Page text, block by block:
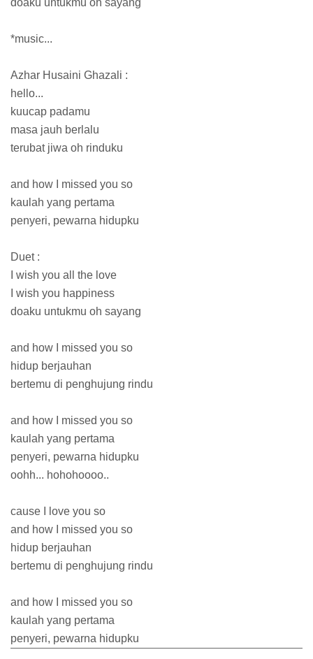
doaku untukmu oh sayang
*music...
Azhar Husaini Ghazali :
hello...
kuucap padamu
masa jauh berlalu
terubat jiwa oh rinduku
and how I missed you so
kaulah yang pertama
penyeri, pewarna hidupku
Duet :
I wish you all the love
I wish you happiness
doaku untukmu oh sayang
and how I missed you so
hidup berjauhan
bertemu di penghujung rindu
and how I missed you so
kaulah yang pertama
penyeri, pewarna hidupku
oohh... hohohoooo..
cause I love you so
and how I missed you so
hidup berjauhan
bertemu di penghujung rindu
and how I missed you so
kaulah yang pertama
penyeri, pewarna hidupku